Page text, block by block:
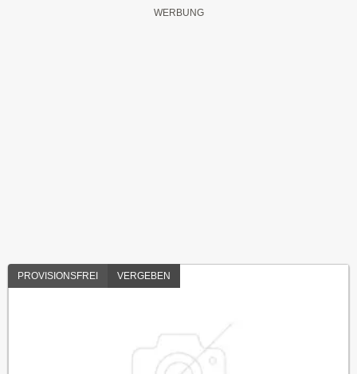
PROVISIONSFREI VERGEBEN